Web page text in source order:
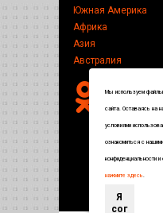
Южная Америка
Африка
Азия
Австралия
Мы используем файлы
сайта. Оставаясь на
условиями
ознакомиться с
конфиденциальности
нажмите здесь.
Я
сог